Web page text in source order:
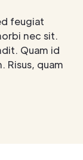
feugiat
nec sit.
Quam id
Risus, quam